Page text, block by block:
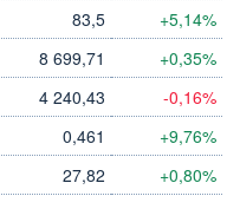
LIMITE À LA
HAUSSE
83,5 +5,14%
8 699,71 +0,35%
4 240,43 -0,16%
0,461 +9,76%
27,82 +0,80%